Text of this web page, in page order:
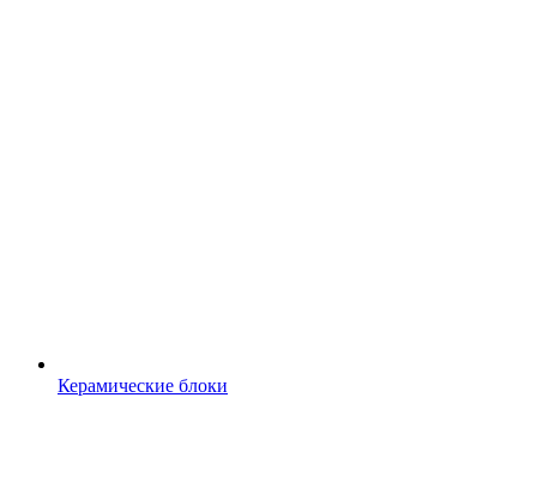
Керамические блоки